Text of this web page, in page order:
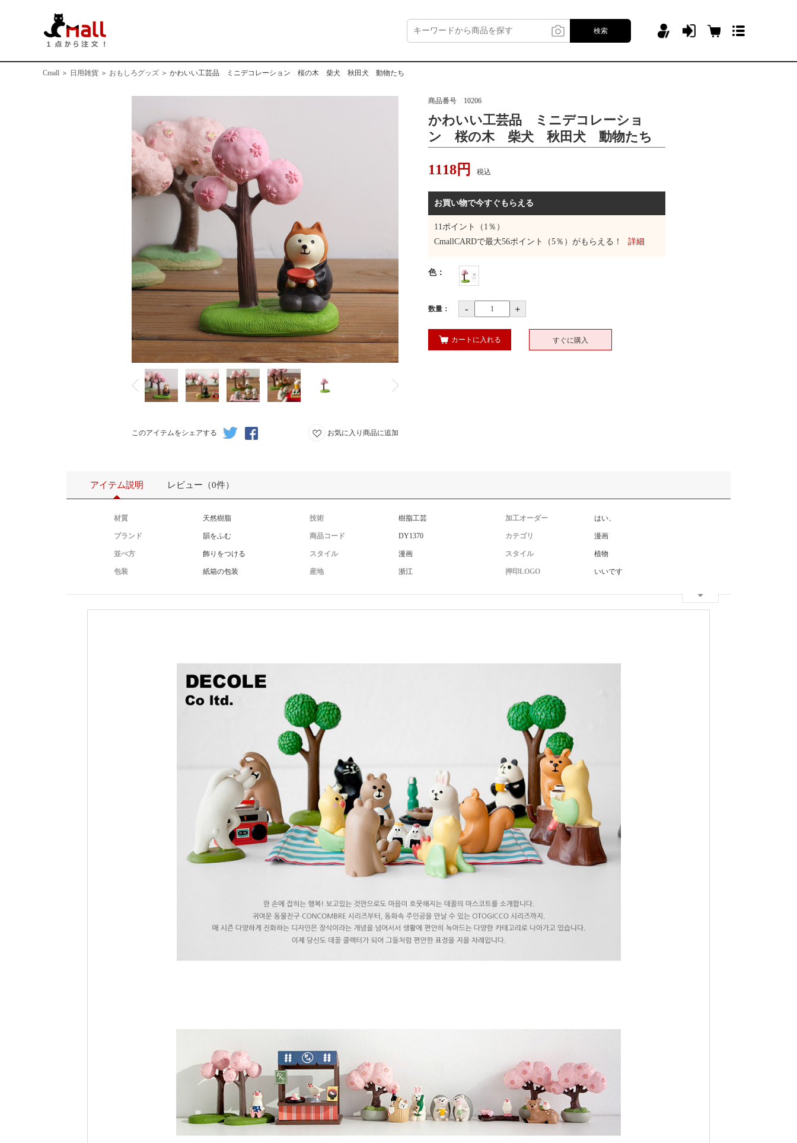
検索
Cmall ＞ 日用雑貨 ＞ おもしろグッズ ＞ かわいい工芸品 ミニデコレーション 桜の木 柴犬 秋田犬 動物たち
このアイテムをシェアする お気に入り商品に追加
商品番号 10206
かわいい工芸品 ミニデコレーショ
ン 桜の木 柴犬 秋田犬 動物たち
1118円 税込
お買い物で今すぐもらえる
11ポイント（1％）
CmallCARDで最大56ポイント（5％）がもらえる！ 詳細
色：
数量： - +
カートに入れる すぐに購入
アイテム説明 レビュー（0件）
材質 天然樹脂 技術 樹脂工芸 加工オーダー はい、
ブランド 韻をふむ 商品コード DY1370 カテゴリ 漫画
並べ方 飾りをつける スタイル 漫画 スタイル 植物
包装 紙箱の包装 産地 浙江 押印LOGO いいです